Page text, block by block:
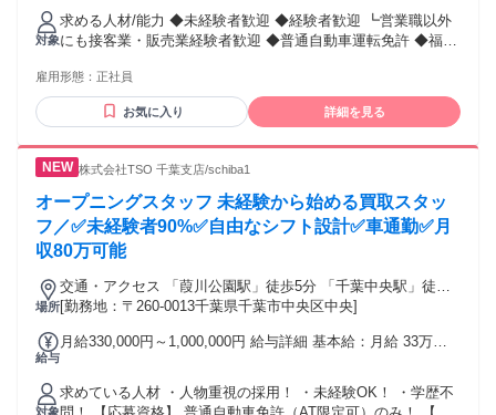
トーに、 心のこもったサービスをお届けしています。 その根
底にあるのは、 「本当の意味でのお客様満足とは何か？」を
常に考え続ける姿勢です。 だから私たちは、単なるモノ売り
はしません。 お客様の不安や困りごとに真摯に向き合い、 安
──────────────
対象
求める人材/能力 ◆未経験者歓迎 ◆経験者歓迎 ┗営業職以外
にも接客業・販売業経験者歓迎 ◆普通自動車運転免許 ◆福祉
リーター歓迎 ◆学歴不問 ◆経験不問 ◆第二新卒歓迎 ◆U・I
ターン歓迎
雇用形態： 正社員
お気に入り 詳細を見る
株式会社TSO 千葉支店/schiba1
オープニングスタッフ 未経験から始める買取スタッ
フ／✅未経験者90%✅自由なシフト設計✅車通勤✅月
収80万可能
場所
交通・アクセス 「葭川公園駅」徒歩5分 「千葉中央駅」徒歩9
分 「千葉駅」徒歩14分
[勤務地：〒260-0013千葉県千葉市中央区中央]
給与
月給330,000円～1,000,000円 給与詳細 基本給：月給 33万円
われる通勤・皆勤・家族手当金額：なし 全員に一律で支払わ
れるその他手当金額：なし ✅賞与年2回（6月・12月） ✅昇給
対象
求めている人材 ・人物重視の採用！ ・未経験OK！ ・学歴不